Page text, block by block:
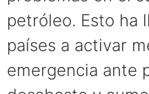
petróleo. Esto ha
países a activar
emergencia ante